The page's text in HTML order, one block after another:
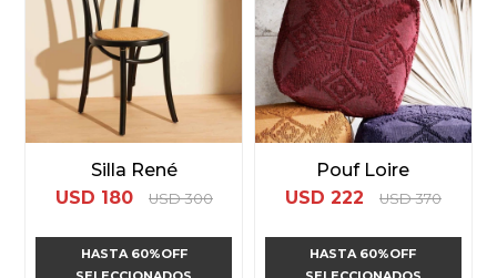
Silla René
USD 180 USD 300
HASTA 60%OFF
Pouf Loire
USD 222 USD 370
HASTA 60%OFF